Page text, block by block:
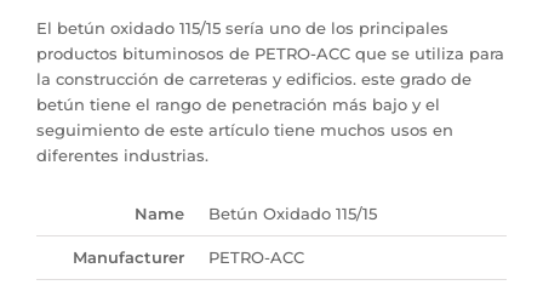
El betún oxidado 115/15 sería uno de los principales
productos bituminosos de PETRO-ACC que se utiliza para
la construcción de carreteras y edificios. este grado de
betún tiene el rango de penetración más bajo y el
seguimiento de este artículo tiene muchos usos en
diferentes industrias.
Name Betún Oxidado 115/15
Manufacturer PETRO-ACC